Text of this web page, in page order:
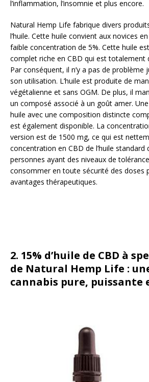
l’inflammation, l’insomnie et plus encore.
Natural Hemp Life fabrique divers
l’huile. Cette huile convient aux novices
faible concentration de 5%. Cette huile
complet riche en CBD qui est totalement
Par conséquent, il n’y a pas de problème
son utilisation. L’huile est produite de
végétalienne et sans OGM. De plus, il
un composé associé à un goût amer.
huile avec une composition distincte
est également disponible. La
version est de 1500 mg, ce qui est
concentration en CBD de l’huile standard
personnes ayant des niveaux de
consommer en toute sécurité des doses
avantages thérapeutiques.
2. 15% d’huile de CBD à
de Natural Hemp Life :
cannabis pure, puissante